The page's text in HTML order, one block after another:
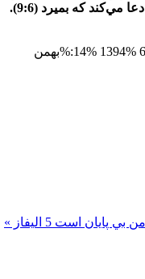
مي‌كند كه‌ بميرد (9:6).
5 الیفاز »